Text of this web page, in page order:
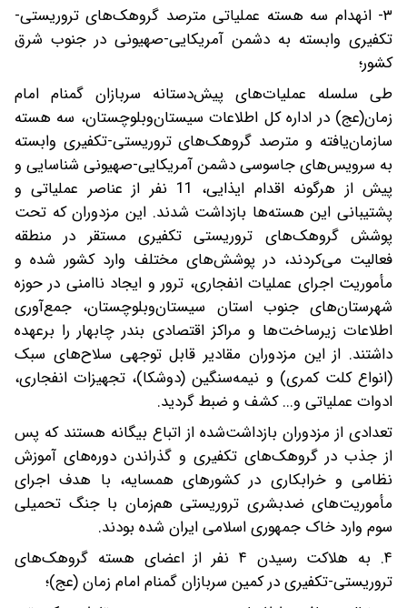
۳- انهدام سه هسته عملیاتی مترصد گروهک‌های تروریستی-
تکفیری وابسته به دشمن آمریکایی-صهیونی در جنوب شرق
کشور؛
طی سلسله عملیات‌های پیش‌دستانه سربازان‌ گمنام امام
زمان(عج) در اداره کل اطلاعات سیستان‌وبلوچستان، سه هسته
سازمان‌یافته و مترصد گروهک‌های تروریستی-تکفیری وابسته
به سرویس‌های جاسوسی دشمن آمریکایی-صهیونی شناسایی و
پیش از هرگونه اقدام ایذایی، 11 نفر از عناصر عملیاتی و
پشتیبانی این هسته‌ها بازداشت شدند. این مزدوران که تحت
پوشش گروهک‌های تروریستی تکفیری مستقر در منطقه
فعالیت می‌کردند، در پوشش‌های مختلف وارد کشور شده و
مأموریت اجرای عملیات انفجاری، ترور و ایجاد ناامنی در حوزه
شهرستان‌های جنوب استان سیستان‌وبلوچستان، جمع‌آوری
اطلاعات زیرساخت‌ها و مراکز اقتصادی بندر چابهار را برعهده
داشتند. از این مزدوران مقادیر قابل توجهی سلاح‌های سبک
(انواع کلت کمری) و نیمه‌سنگین (دوشکا)، تجهیزات انفجاری،
ادوات عملیاتی و... کشف و ضبط گردید.
تعدادی از مزدوران بازداشت‌شده از اتباع بیگانه هستند که پس
از جذب در گروهک‌های تکفیری و گذراندن دوره‌های آموزش
نظامی و خرابکاری در کشورهای همسایه، با هدف اجرای
مأموریت‌های ضدبشری تروریستی هم‌زمان با جنگ تحمیلی
سوم وارد خاک جمهوری اسلامی ایران شده بودند.
۴. به هلاکت رسیدن ۴ نفر از اعضای هسته گروهک‌های
تروریستی-تکفیری در کمین سربازان گمنام امام زمان (عج)؛